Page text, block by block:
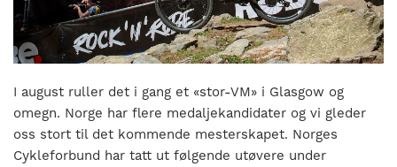
til
bli
en
folkesport.
I august ruller det i gang et «stor-VM» i Glasgow og
omegn. Norge har flere medaljekandidater og vi gleder
oss stort til det kommende mesterskapet. Norges
Cykleforbund har tatt ut følgende utøvere under